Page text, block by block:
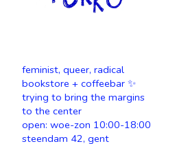
feminist, queer, radical
bookstore + coffeebar ✨
trying to bring the margins
to the center
open: woe-zon 10:00-18:00
steendam 42, gent